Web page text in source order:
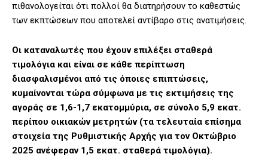
πιθανολογείται ότι πολλοί θα διατηρήσουν το καθεστώς
των εκπτώσεων που αποτελεί αντίβαρο στις ανατιμήσεις.
Οι καταναλωτές που έχουν επιλέξει σταθερά
τιμολόγια και είναι σε κάθε περίπτωση
διασφαλισμένοι από τις όποιες επιπτώσεις,
κυμαίνονται τώρα σύμφωνα με τις εκτιμήσεις της
αγοράς σε 1,6-1,7 εκατομμύρια, σε σύνολο 5,9 εκατ.
περίπου οικιακών μετρητών (τα τελευταία επίσημα
στοιχεία της Ρυθμιστικής Αρχής για τον Οκτώβριο
2025 ανέφεραν 1,5 εκατ. σταθερά τιμολόγια).